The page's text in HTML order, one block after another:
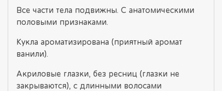
Все части тела подвижны. С анатомическими
половыми признаками.
Кукла ароматизирована (приятный аромат
ванили).
Акриловые глазки, без ресниц (глазки не
закрываются), с длинными волосами